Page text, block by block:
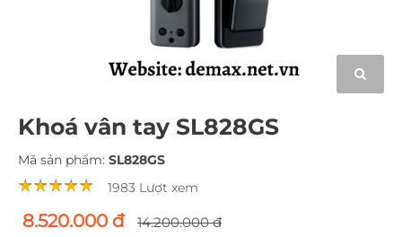
Khoá vân tay SL828GS
Mã sản phẩm: SL828GS
1983 Lượt xem
8.520.000 đ
14.200.000 đ